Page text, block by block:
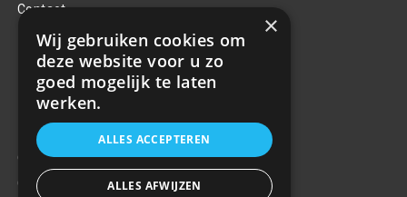
Contact
+31(0)85 486 83 17
info@rrparts.nl
Klantenservice
Over ons
Contact
×
Wij gebruiken cookies om
deze website voor u zo
goed mogelijk te laten
werken.
ALLES ACCEPTEREN
ALLES AFWIJZEN